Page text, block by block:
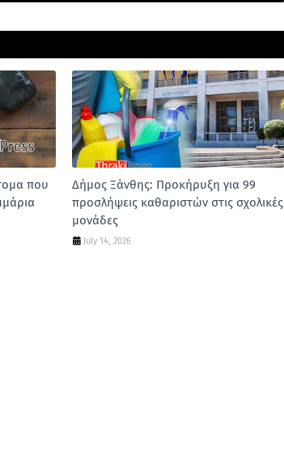
που
Δήμος Ξάνθης: Προκήρυξη για 99
προσλήψεις καθαριστών στις σχολικές
μονάδες
July 14, 2026